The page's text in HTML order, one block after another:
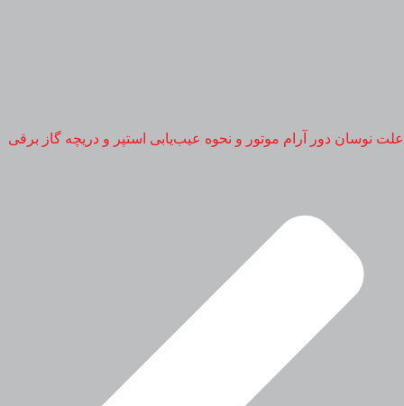
علت نوسان دور آرام موتور و نحوه عیب‌یابی استپر و دریچه گاز برقی